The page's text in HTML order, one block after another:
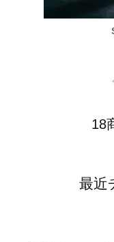
18
最近